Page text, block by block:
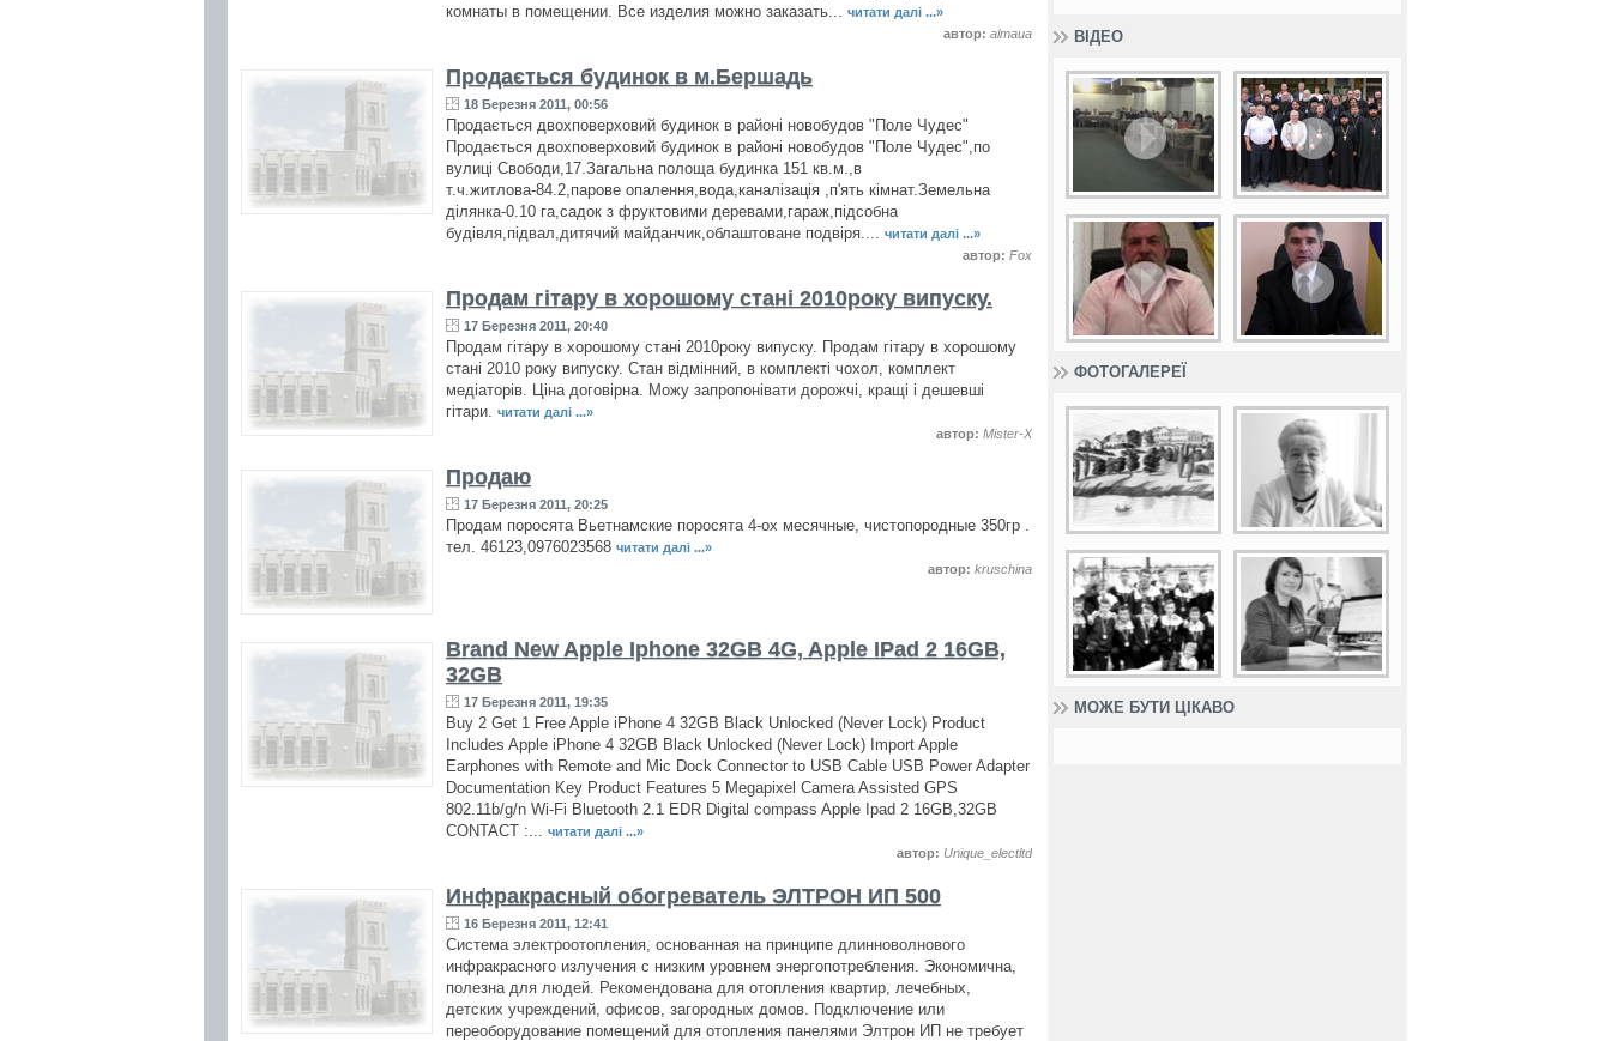
комнаты в помещении. Все изделия можно заказать... читати далі ...»
автор: almaua
Продається будинок в м.Бершадь
18 Березня 2011, 00:56
Продається двохповерховий будинок в районі новобудов "Поле Чудес"
Продається двохповерховий будинок в районі новобудов "Поле Чудес",по
вулиці Свободи,17.Загальна полоща будинка 151 кв.м.,в
т.ч.житлова-84.2,парове опалення,вода,каналізація ,п'ять кімнат.Земельна
ділянка-0.10 га,садок з фруктовими деревами,гараж,підсобна
будівля,підвал,дитячий майданчик,облаштоване подвіря.... читати далі ...»
автор: Fox
Продам гітару в хорошому стані 2010року випуску.
17 Березня 2011, 20:40
Продам гітару в хорошому стані 2010року випуску. Продам гітару в хорошому
стані 2010 року випуску. Стан відмінний, в комплекті чохол, комплект
медіаторів. Ціна договірна. Можу запропонівати дорожчі, кращі і дешевші
гітари. читати далі ...»
автор: Mister-X
Продаю
17 Березня 2011, 20:25
Продам поросята Вьетнамские поросята 4-ох месячные, чистопородные 350гр .
тел. 46123,0976023568 читати далі ...»
автор: kruschina
Brand New Apple Iphone 32GB 4G, Apple IPad 2 16GB,
32GB
17 Березня 2011, 19:35
Buy 2 Get 1 Free Apple iPhone 4 32GB Black Unlocked (Never Lock) Product
Includes Apple iPhone 4 32GB Black Unlocked (Never Lock) Import Apple
Earphones with Remote and Mic Dock Connector to USB Cable USB Power Adapter
Documentation Key Product Features 5 Megapixel Camera Assisted GPS
802.11b/g/n Wi-Fi Bluetooth 2.1 EDR Digital compass Apple Ipad 2 16GB,32GB
CONTACT :... читати далі ...»
автор: Unique_electltd
Инфракрасный обогреватель ЭЛТРОН ИП 500
16 Березня 2011, 12:41
Система электроотопления, основанная на принципе длинноволнового
инфракрасного излучения с низким уровнем энергопотребления. Экономична,
полезна для людей. Рекомендована для отопления квартир, лечебных,
детских учреждений, офисов, загородных домов. Подключение или
переоборудование помещений для отопления панелями Элтрон ИП не требует
ВІДЕО
ФОТОГАЛЕРЕЇ
МОЖЕ БУТИ ЦІКАВО